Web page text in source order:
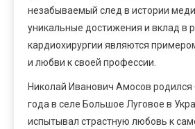
незабываемый след в истории
уникальные достижения и вклад в
кардиохирургии являются
и любви к своей профессии.
Николай Иванович Амосов родился
года в селе Большое Луговое в
испытывал страстную любовь к